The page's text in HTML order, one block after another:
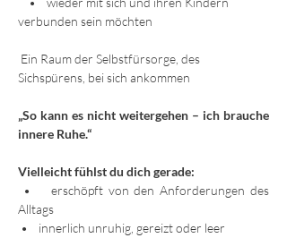
verbunden sein möchten
Sichspürens, bei sich ankommen
„So kann es nicht weitergehen – ich brauche
innere Ruhe.“
Vielleicht fühlst du dich gerade:
•    erschöpft von den Anforderungen des
Alltags
•    innerlich unruhig, gereizt oder leer